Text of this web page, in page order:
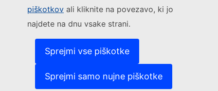
piškotkov ali kliknite na povezavo, ki jo
najdete na dnu vsake strani.
Sprejmi vse piškotke
Sprejmi samo nujne piškotke